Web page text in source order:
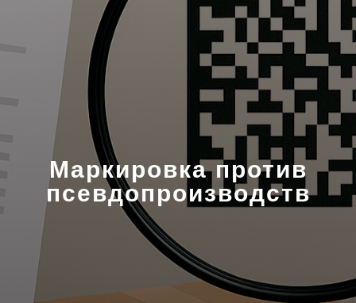
Маркировка против
псевдопроизводств